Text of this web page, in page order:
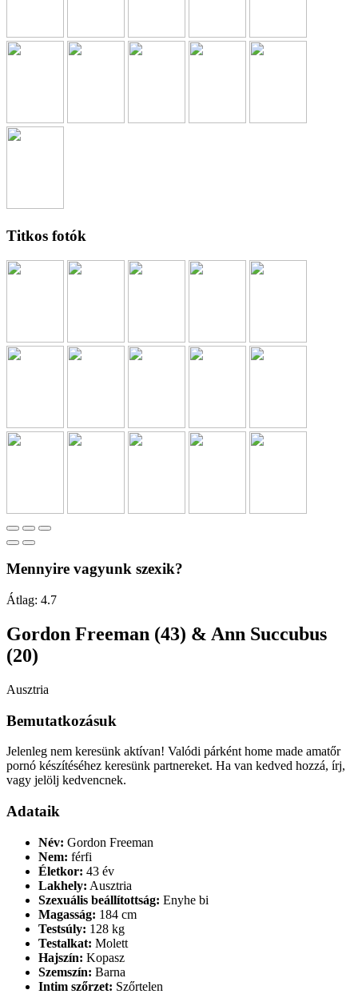
Titkos fotók
Mennyire vagyunk szexik?
Átlag: 4.7
Gordon Freeman (43) & Ann Succubus
(20)
Ausztria
Bemutatkozásuk
Jelenleg nem keresünk aktívan! Valódi párként home made amatőr
pornó készítéséhez keresünk partnereket. Ha van kedved hozzá, írj,
vagy jelölj kedvencnek.
Adataik
Név: Gordon Freeman
Nem: férfi
Életkor: 43 év
Lakhely: Ausztria
Szexuális beállítottság: Enyhe bi
Magasság: 184 cm
Testsúly: 128 kg
Testalkat: Molett
Hajszín: Kopasz
Szemszín: Barna
Intim szőrzet: Szőrtelen